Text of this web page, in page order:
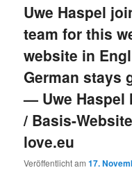
Uwe Haspel
team for this
website in
German stays
— Uwe Haspel
/ Basis-
love.eu
Veröffentlicht am17.